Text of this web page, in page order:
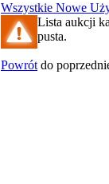
Wszystkie Nowe
Lista aukcji
pusta.
Powrót do